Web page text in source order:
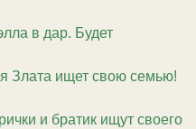
в дар. Будет
Злата ищет свою семью!
и братик ищут своего